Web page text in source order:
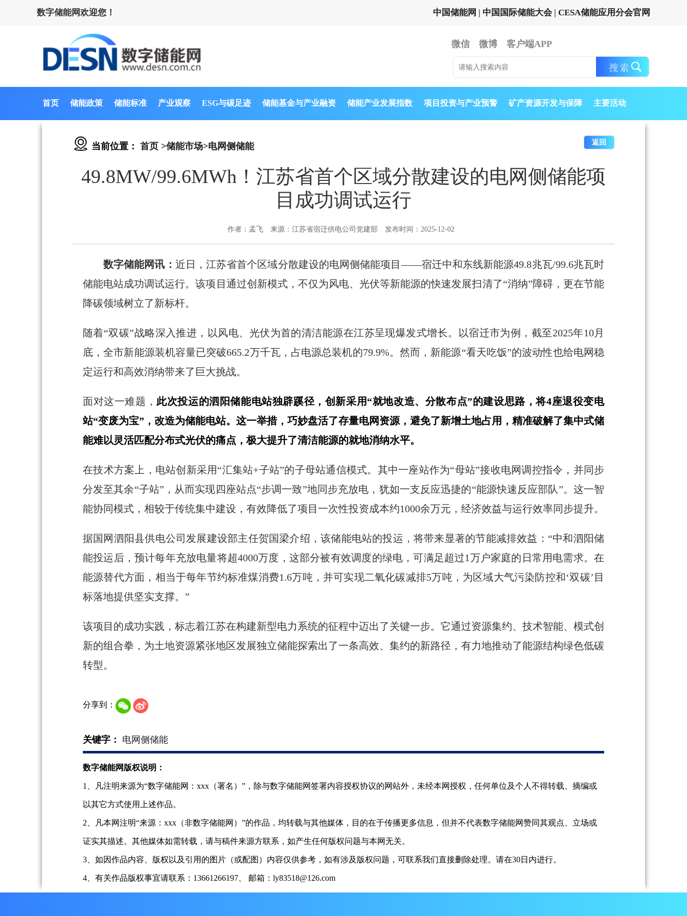
数字储能网欢迎您！ 中国储能网 | 中国国际储能大会 | CESA储能应用分会官网
微信 微博 客户端APP
首页 储能政策 储能标准 产业观察 ESG与碳足迹 储能基金与产业融资 储能产业发展指数 项目投资与产业预警 矿产资源开发与保障 主要活动
当前位置： 首页 >储能市场>电网侧储能 返回
49.8MW/99.6MWh！江苏省首个区域分散建设的电网侧储能项
目成功调试运行
作者：孟飞 来源：江苏省宿迁供电公司党建部 发布时间：2025-12-02
数字储能网讯： 近日，江苏省首个区域分散建设的电网侧储能项目——宿迁中和东线新能源49.8兆瓦/99.6兆瓦时
储能电站成功调试运行。该项目通过创新模式，不仅为风电、光伏等新能源的快速发展扫清了“消纳”障碍，更在节能
降碳领域树立了新标杆。
随着“双碳”战略深入推进，以风电、光伏为首的清洁能源在江苏呈现爆发式增长。以宿迁市为例，截至2025年10月
底，全市新能源装机容量已突破665.2万千瓦，占电源总装机的79.9%。然而，新能源“看天吃饭”的波动性也给电网稳
定运行和高效消纳带来了巨大挑战。
面对这一难题，此次投运的泗阳储能电站独辟蹊径，创新采用“就地改造、分散布点”的建设思路，将4座退役变电
站“变废为宝”，改造为储能电站。这一举措，巧妙盘活了存量电网资源，避免了新增土地占用，精准破解了集中式储
能难以灵活匹配分布式光伏的痛点，极大提升了清洁能源的就地消纳水平。
在技术方案上，电站创新采用“汇集站+子站”的子母站通信模式。其中一座站作为“母站”接收电网调控指令，并同步
分发至其余“子站”，从而实现四座站点“步调一致”地同步充放电，犹如一支反应迅捷的“能源快速反应部队”。这一智
能协同模式，相较于传统集中建设，有效降低了项目一次性投资成本约1000余万元，经济效益与运行效率同步提升。
据国网泗阳县供电公司发展建设部主任贺国梁介绍，该储能电站的投运，将带来显著的节能减排效益：“中和泗阳储
能投运后，预计每年充放电量将超4000万度，这部分被有效调度的绿电，可满足超过1万户家庭的日常用电需求。在
能源替代方面，相当于每年节约标准煤消费1.6万吨，并可实现二氧化碳减排5万吨，为区域大气污染防控和‘双碳’目
标落地提供坚实支撑。”
该项目的成功实践，标志着江苏在构建新型电力系统的征程中迈出了关键一步。它通过资源集约、技术智能、模式创
新的组合拳，为土地资源紧张地区发展独立储能探索出了一条高效、集约的新路径，有力地推动了能源结构绿色低碳
转型。
分享到：
关键字： 电网侧储能
数字储能网版权说明：
1、凡注明来源为“数字储能网：xxx（署名）”，除与数字储能网签署内容授权协议的网站外，未经本网授权，任何单位及个人不得转载、摘编或
以其它方式使用上述作品。
2、凡本网注明“来源：xxx（非数字储能网）”的作品，均转载与其他媒体，目的在于传播更多信息，但并不代表数字储能网赞同其观点、立场或
证实其描述。其他媒体如需转载，请与稿件来源方联系，如产生任何版权问题与本网无关。
3、如因作品内容、版权以及引用的图片（或配图）内容仅供参考，如有涉及版权问题，可联系我们直接删除处理。请在30日内进行。
4、有关作品版权事宜请联系：13661266197、 邮箱：ly83518@126.com